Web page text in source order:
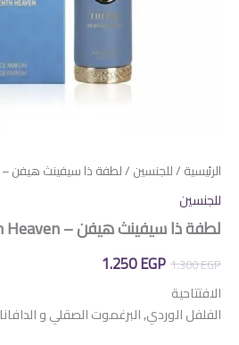
الرئيسية /للجنسين / لطفة ذا سيفينث هيفن – Lutfa The Seventh Heaven
للجنسين
لطفة ذا سيفينث هيفن – Lutfa The Seventh Heaven
1.300EGP
السعر
هو:
1.250EGP
هو:
الافتتاحية
الفلفل الوردي, البرغموت الصقلي و الدافانا